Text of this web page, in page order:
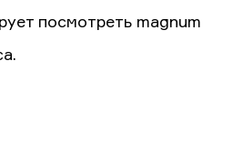
посмотреть magnum